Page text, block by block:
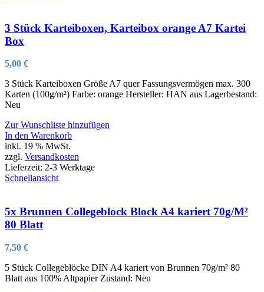
3 Stück Karteiboxen, Karteibox orange A7 Kartei
Box
5,00 €
3 Stück Karteiboxen Größe A7 quer Fassungsvermögen max. 300
Karten (100g/m²) Farbe: orange Hersteller: HAN aus Lagerbestand:
Neu
Zur Wunschliste hinzufügen
In den Warenkorb
inkl. 19 % MwSt.
zzgl. Versandkosten
Lieferzeit: 2-3 Werktage
Schnellansicht
5x Brunnen Collegeblock Block A4 kariert 70g/M²
80 Blatt
7,50 €
5 Stück Collegeblöcke DIN A4 kariert von Brunnen 70g/m² 80
Blatt aus 100% Altpapier Zustand: Neu